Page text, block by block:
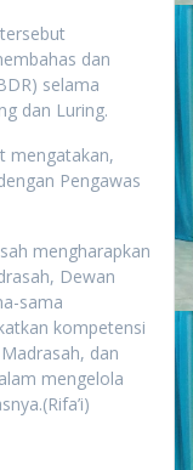
dan
selama
dan Luring.
mengatakan,
Pengawas
mengharapkan
Dewan
sama
kompetensi
dan
mengelola